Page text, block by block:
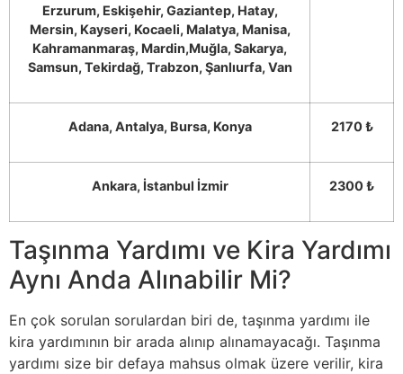
Erzurum, Eskişehir, Gaziantep, Hatay,
Mersin, Kayseri, Kocaeli, Malatya, Manisa,
Kahramanmaraş, Mardin,Muğla, Sakarya,
Samsun, Tekirdağ, Trabzon, Şanlıurfa, Van
Adana, Antalya, Bursa, Konya 2170 ₺
Ankara, İstanbul İzmir 2300 ₺
Taşınma Yardımı ve Kira Yardımı
Aynı Anda Alınabilir Mi?
En çok sorulan sorulardan biri de, taşınma yardımı ile
kira yardımının bir arada alınıp alınamayacağı. Taşınma
yardımı size bir defaya mahsus olmak üzere verilir, kira